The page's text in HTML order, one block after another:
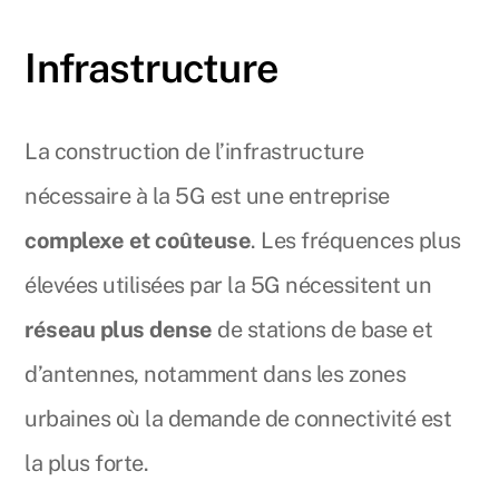
Infrastructure
La construction de l’infrastructure
nécessaire à la 5G est une entreprise
complexe et coûteuse. Les fréquences plus
élevées utilisées par la 5G nécessitent un
réseau plus dense de stations de base et
d’antennes, notamment dans les zones
urbaines où la demande de connectivité est
la plus forte.